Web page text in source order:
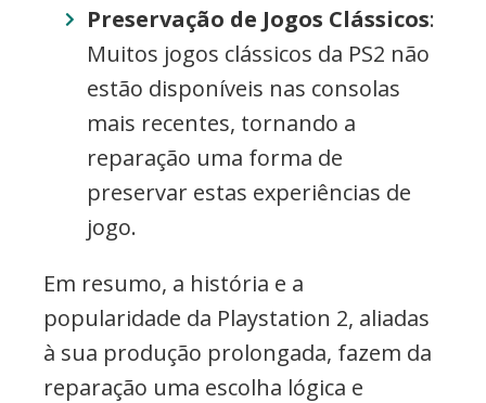
Preservação de Jogos Clássicos:
Muitos jogos clássicos da PS2 não
estão disponíveis nas consolas
mais recentes, tornando a
reparação uma forma de
preservar estas experiências de
jogo.
Em resumo, a história e a
popularidade da Playstation 2, aliadas
à sua produção prolongada, fazem da
reparação uma escolha lógica e